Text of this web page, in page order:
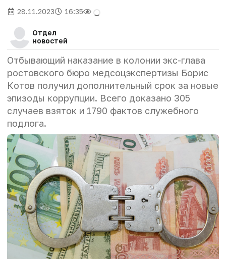
28.11.2023 16:35
Отдел
новостей
Отбывающий наказание в колонии экс-глава
ростовского бюро медсоцэкспертизы Борис
Котов получил дополнительный срок за новые
эпизоды коррупции. Всего доказано 305
случаев взяток и 1790 фактов служебного
подлога.